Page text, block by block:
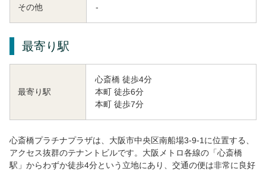
その他 -
最寄り駅
最寄り駅
心斎橋 徒歩4分
本町 徒歩6分
本町 徒歩7分
心斎橋プラチナプラザは、大阪市中央区南船場3-9-1に位置する、
アクセス抜群のテナントビルです。大阪メトロ各線の「心斎橋
駅」からわずか徒歩4分という立地にあり、交通の便は非常に良好